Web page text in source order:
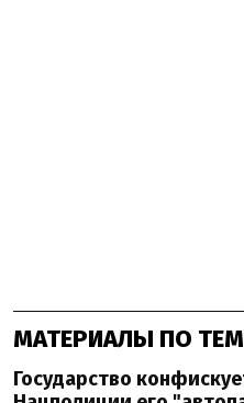
МАТЕРИАЛЫ ПО
Государство